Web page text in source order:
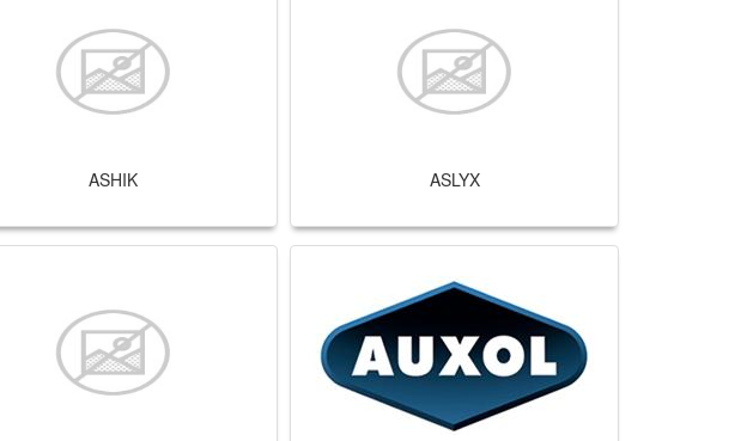
ASHIK ASLYX